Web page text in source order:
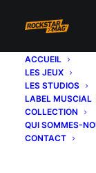
ACCUEIL
LES JEUX
LES STUDIOS
LABEL MUSCIAL
COLLECTION
QUI SOMMES-
CONTACT